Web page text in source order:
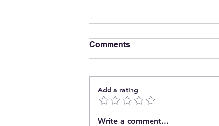
The End of Energy
Comments
Add a rating
Write a comment...